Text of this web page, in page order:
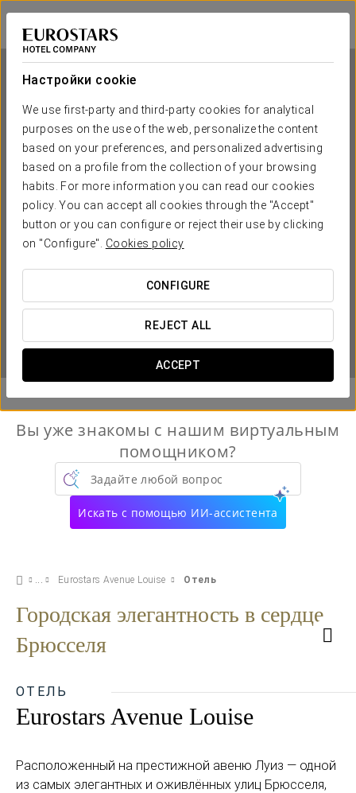
Настройки cookie
We use first-party and third-party cookies for analytical
purposes on the use of the web, personalize the content
based on your preferences, and personalized advertising
based on a profile from the collection of your browsing
habits. For more information you can read our cookies
policy. You can accept all cookies through the "Accept"
button or you can configure or reject their use by clicking
on "Configure". Cookies policy
CONFIGURE
REJECT ALL
ACCEPT
Eurostars Avenue Louise
БРЮССЕЛЬ
Eurostars Avenue Louise
БРЮССЕЛЬ
 
Вы уже знакомы с нашим виртуальным
помощником?
Задайте любой вопрос
Искать с помощью ИИ-ассистента
Eurostars Avenue Louise Отель
Городская элегантность в сердце
Брюсселя
ОТЕЛЬ
Eurostars Avenue Louise
Расположенный на престижной авеню Луиз — одной
из самых элегантных и оживлённых улиц Брюсселя,